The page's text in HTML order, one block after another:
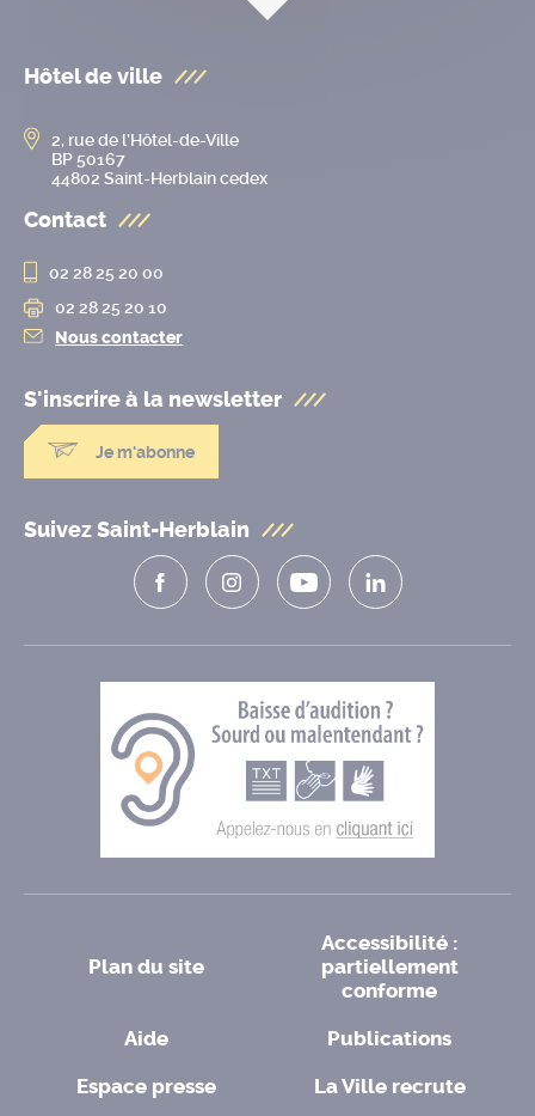
Hôtel de ville
2, rue de l’Hôtel-de-Ville
BP 50167
44802 Saint-Herblain cedex
Contact
02 28 25 20 00
02 28 25 20 10
Nous contacter
S'inscrire à la newsletter
Je m'abonne
Suivez Saint-Herblain
Plan du site
Accessibilité :
partiellement
conforme
Aide
Publications
Espace presse
La Ville recrute